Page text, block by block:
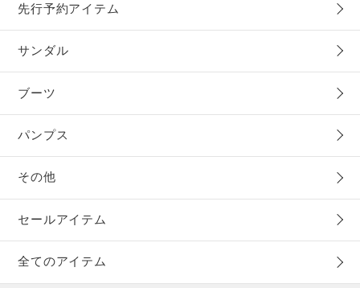
先行予約アイテム
サンダル
ブーツ
パンプス
その他
セールアイテム
全てのアイテム